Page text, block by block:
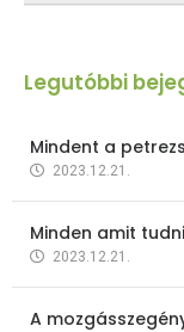
Legutóbbi
Mindent a
2023.12.21.
Minden amit
2023.12.21.
A